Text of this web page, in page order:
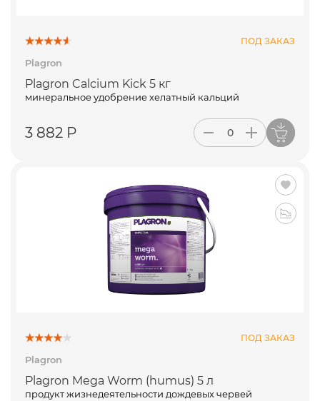
ПОД ЗАКАЗ
Plagron
Plagron Calcium Kick 5 кг
минеральное удобрение хелатный кальций
3 882 Р
ПОД ЗАКАЗ
Plagron
Plagron Mega Worm (humus) 5 л
продукт жизнедеятельности дождевых червей